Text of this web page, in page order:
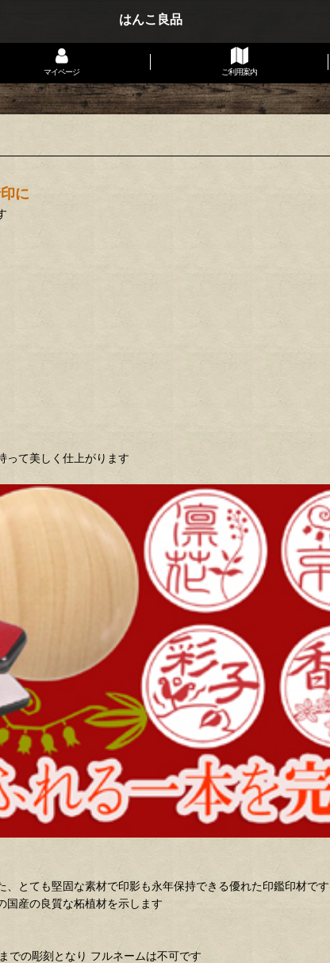
はんこ良品
マイページ ご利用案内
に
って美しく仕上がります
とても堅固な素材で印影も永年保持できる優れた印鑑印材です
国産の良質な柘植材を示します
での彫刻となり フルネームは不可です